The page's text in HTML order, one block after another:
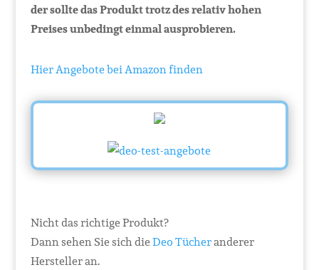
der sollte das Produkt trotz des relativ hohen
Preises unbedingt einmal ausprobieren.
Hier Angebote bei Amazon finden
Nicht das richtige Produkt?
Dann sehen Sie sich dieDeo Tücheranderer
Hersteller an.